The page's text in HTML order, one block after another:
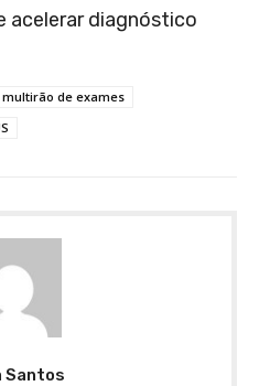
acelerar diagnóstico
multirão de exames
Santos